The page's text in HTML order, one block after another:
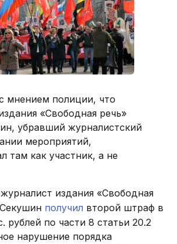
мнением полиции, что
«Свободная речь»
убравший журналистский
мероприятий,
там как участник, а не
издания «Свободная
получил второй штраф в
рублей по части 8 статьи 20.2
нарушение порядка